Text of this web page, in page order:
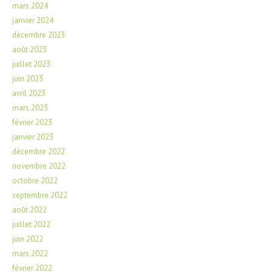
mars 2024
janvier 2024
décembre 2023
août 2023
juillet 2023
juin 2023
avril 2023
mars 2023
février 2023
janvier 2023
décembre 2022
novembre 2022
octobre 2022
septembre 2022
août 2022
juillet 2022
juin 2022
mars 2022
février 2022